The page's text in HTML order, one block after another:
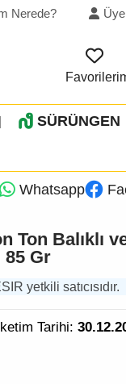
Nerede?
SÜRÜNGEN
Whatsapp
Balıklı
85 Gr
yetkili satıcısıdır.
Tarihi: